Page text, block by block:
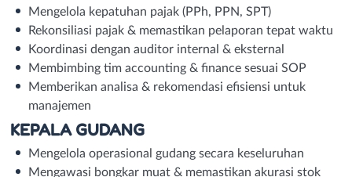
Mengelola kepatuhan pajak (PPh, PPN, SPT)
Rekonsiliasi pajak & memastikan pelaporan tepat waktu
Koordinasi dengan auditor internal & eksternal
Membimbing tim accounting & finance sesuai SOP
Memberikan analisa & rekomendasi efisiensi untuk
manajemen
KEPALA GUDANG
Mengelola operasional gudang secara keseluruhan
Mengawasi bongkar muat & memastikan akurasi stok